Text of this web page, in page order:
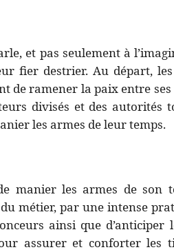
et pas seulement à
fier destrier. Au départ,
de ramener la paix entre
divisés et des autorités
les armes de leur temps.
manier les armes de son
métier, par une intense
ainsi que d’anticiper
assurer et conforter